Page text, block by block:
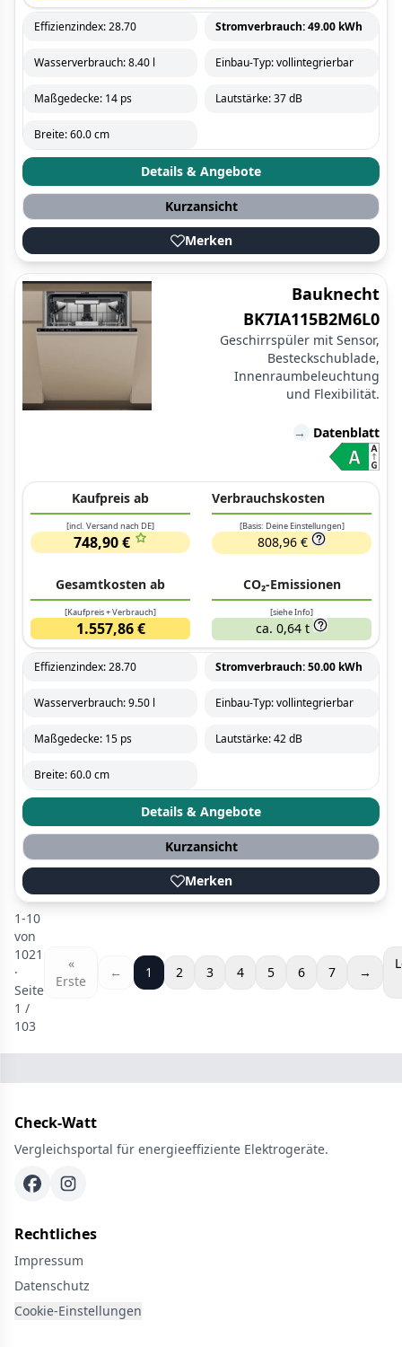
Effizienzindex: 28.70 Stromverbrauch: 49.00 kWh
Wasserverbrauch: 8.40 l Einbau-Typ: vollintegrierbar
Maßgedecke: 14 ps Lautstärke: 37 dB
Breite: 60.0 cm
Details & Angebote
Kurzansicht
Merken
Bauknecht
BK7IA115B2M6L0
Geschirrspüler mit Sensor,
Besteckschublade,
Innenraumbeleuchtung
und Flexibilität.
→ Datenblatt
Kaufpreis ab
[incl. Versand nach DE]
748,90 €
Verbrauchskosten
[Basis: Deine Einstellungen]
808,96 €
Gesamtkosten ab
[Kaufpreis + Verbrauch]
1.557,86 €
CO₂-Emissionen
[siehe Info]
ca. 0,64 t
Effizienzindex: 28.70 Stromverbrauch: 50.00 kWh
Wasserverbrauch: 9.50 l Einbau-Typ: vollintegrierbar
Maßgedecke: 15 ps Lautstärke: 42 dB
Breite: 60.0 cm
Details & Angebote
Kurzansicht
Merken
1-10
von
1021
·
Seite
1 /
103
«
Erste
← 1 2 3 4 5 6 7 →
Check-Watt
Vergleichsportal für energieeffiziente Elektrogeräte.
Rechtliches
Impressum
Datenschutz
Cookie-Einstellungen